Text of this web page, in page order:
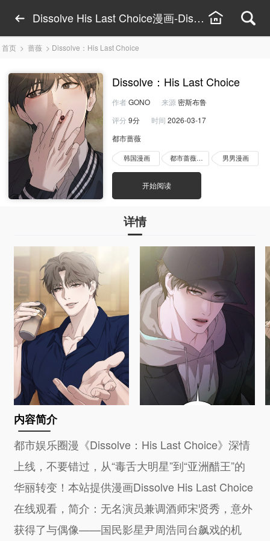
Dissolve His Last Choice漫画-Dissolve His Last
首页 > 蔷薇 > Dissolve：His Last Choice
Dissolve：His Last Choice
作者 GONO 来源 密斯布鲁
评分 9分 时间 2026-03-17
都市蔷薇
韩国漫画 都市蔷薇漫画 男男漫画
开始阅读
详情
内容简介
都市娱乐圈漫《Dissolve：His Last Choice》深情
上线，不要错过，从“毒舌大明星”到“亚洲醋王”的
华丽转变！本站提供漫画Dissolve His Last Choice
在线观看，简介：无名演员兼调酒师宋贤秀，意外
获得了与偶像——国民影星尹周浩同台飙戏的机